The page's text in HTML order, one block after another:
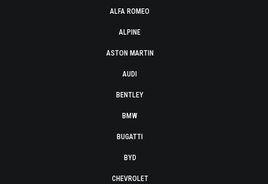
ALFA ROMEO
ALPINE
ASTON MARTIN
AUDI
BENTLEY
BMW
BUGATTI
BYD
CHEVROLET